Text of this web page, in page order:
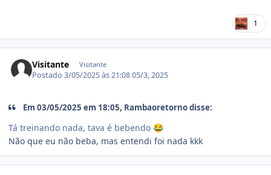
1
Visitante Visitante
Postado3/05/2025 às 21:0805/3, 2025
Em 03/05/2025 em 18:05, Rambaoretorno disse:
Tá treinando nada, tava é bebendo 😂
Não que eu não beba, mas entendi foi nada kkk